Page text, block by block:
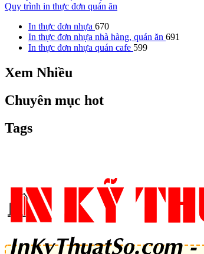
Quy trình in thực đơn quán ăn
In thực đơn nhựa 670
In thực đơn nhựa nhà hàng, quán ăn 691
In thực đơn nhựa quán cafe 599
Xem Nhiều
Chuyên mục hot
Tags